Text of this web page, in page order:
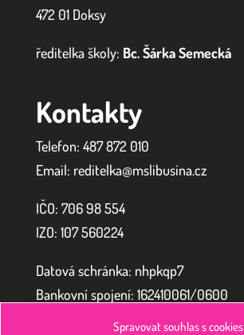
Spravovat souhlas s cookies
472 01 Doksy
ředitelka školy: Bc. Šárka Semecká
Kontakty
Telefon: 487 872 010
Email: reditelka@mslibusina.cz
IČO: 706 98 554
IZO: 107 560224
Datová schránka: nhpkqp7
Bankovní spojení: 162410061/0600